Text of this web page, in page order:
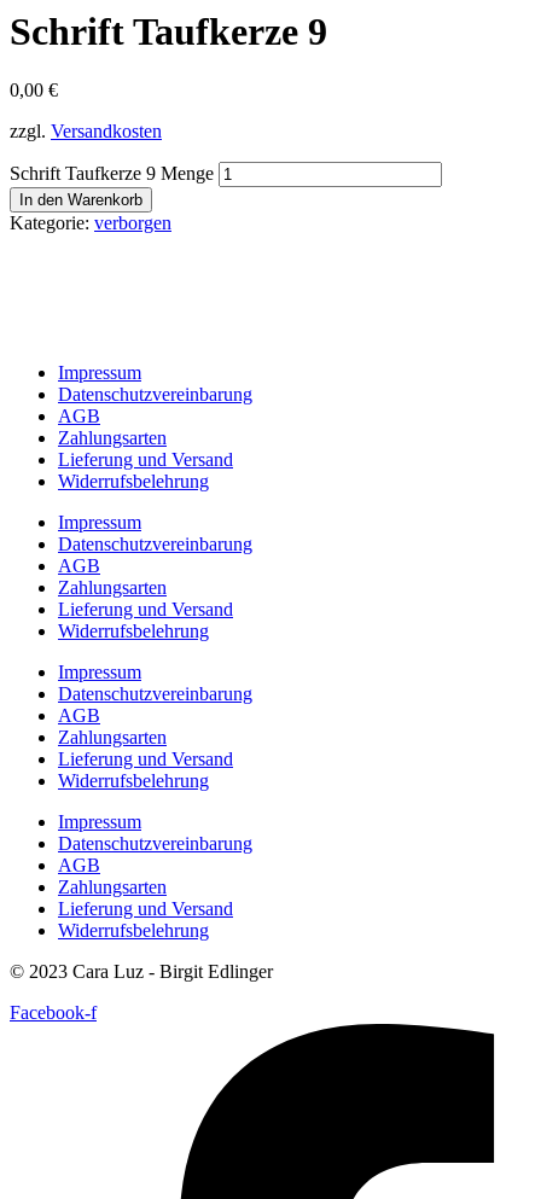
Schrift Taufkerze 9
0,00 €
zzgl. Versandkosten
Schrift Taufkerze 9 Menge
In den Warenkorb
Kategorie: verborgen
Impressum
Datenschutzvereinbarung
AGB
Zahlungsarten
Lieferung und Versand
Widerrufsbelehrung
Impressum
Datenschutzvereinbarung
AGB
Zahlungsarten
Lieferung und Versand
Widerrufsbelehrung
Impressum
Datenschutzvereinbarung
AGB
Zahlungsarten
Lieferung und Versand
Widerrufsbelehrung
Impressum
Datenschutzvereinbarung
AGB
Zahlungsarten
Lieferung und Versand
Widerrufsbelehrung
© 2023 Cara Luz - Birgit Edlinger
Facebook-f